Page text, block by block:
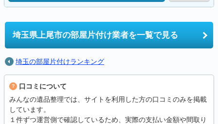
埼玉県上尾市の部屋片付け業者を一覧で見る
埼玉の部屋片付けランキング
口コミについて
みんなの遺品整理では、サイトを利用した方の口コミのみを掲載
しています。
１件ずつ運営側で確認しているため、実際の支払い金額や間取り